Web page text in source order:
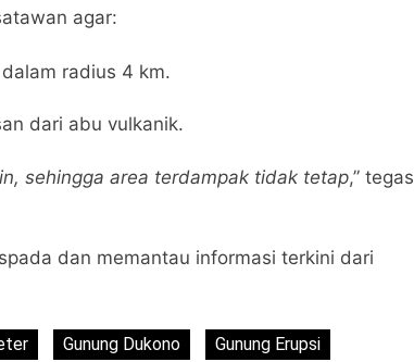
agar:
radius 4 km.
dari abu vulkanik.
sehingga area terdampak tidak tetap,” tegas
dan memantau informasi terkini dari
Gunung Dukono
Gunung Erupsi